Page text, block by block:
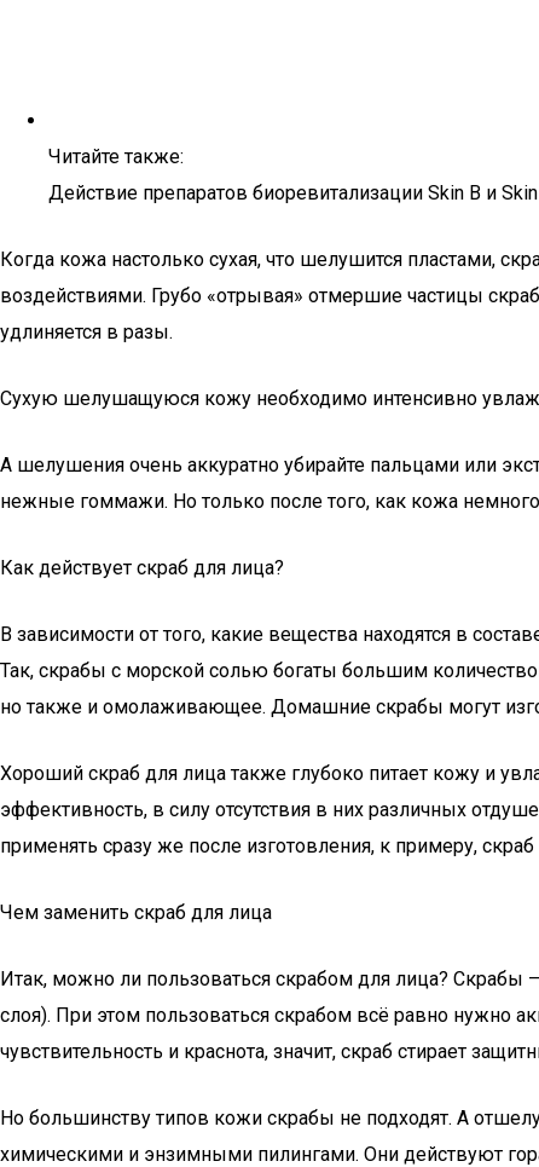
Читайте также:
Действие препаратов биоревитализации Skin B и
Когда кожа настолько сухая, что шелушится пластами,
воздействиями. Грубо «отрывая» отмершие частицы
удлиняется в разы.
Сухую шелушащуюся кожу необходимо интенсивно
А шелушения очень аккуратно убирайте пальцами или
нежные гоммажи. Но только после того, как кожа
Как действует скраб для лица?
В зависимости от того, какие вещества находятся в
Так, скрабы с морской солью богаты большим
но также и омолаживающее. Домашние скрабы могут
Хороший скраб для лица также глубоко питает кожу и
эффективность, в силу отсутствия в них различных
применять сразу же после изготовления, к примеру,
Чем заменить скраб для лица
Итак, можно ли пользоваться скрабом для лица?
слоя). При этом пользоваться скрабом всё равно нужно
чувствительность и краснота, значит, скраб стирает
Но большинству типов кожи скрабы не подходят. А
химическими и энзимными пилингами. Они действуют